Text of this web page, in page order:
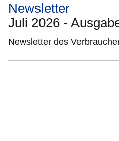
Newsletter
Juli 2026 -
Newsletter des